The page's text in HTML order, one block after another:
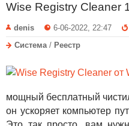
Wise Registry Cleaner
denis 6-06-2022, 22:47
Система / Реестр
мощный бесплатный
он ускоряет компьютер